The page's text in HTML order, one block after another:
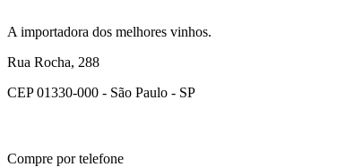
A importadora dos melhores vinhos.
Rua Rocha, 288
CEP 01330-000 - São Paulo - SP
Compre por telefone